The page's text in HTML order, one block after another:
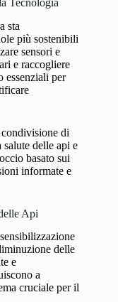
sta
più sostenibili
sensori e
e raccogliere
essenziali per
di
delle api e
basato sui
informate e
Api
delle
e
a
cruciale per il